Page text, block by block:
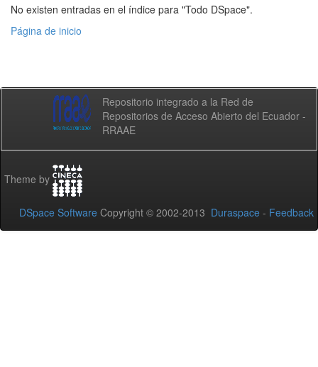
No existen entradas en el índice para "Todo DSpace".
Página de inicio
Repositorio integrado a la Red de
Repositorios de Acceso Abierto del Ecuador -
RRAAE
Theme by
DSpace Software Copyright © 2002-2013 Duraspace - Feedback